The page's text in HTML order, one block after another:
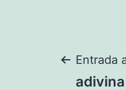
Entrada